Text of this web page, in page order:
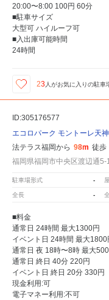
20:00〜8:00 100円 60分
■駐車サイズ
大型可 ハイルーフ可
■入出庫可能時間
24時間
23 人がお気に入りの駐車
ID:305176577
エコロパーク モントーレ天
法テラス福岡から 98m 徒歩
福岡県福岡市中央区渡辺通5-
駐車場形式 -
全長 -
■料金
通常日 24時間 最大1300円
イベント日 24時間 最大1800
通常日 夜 18時〜8時 最大
通常日 終日 40分 220円
イベント日 終日 20分 330円
現金利用:可
電子マネー利用:不可